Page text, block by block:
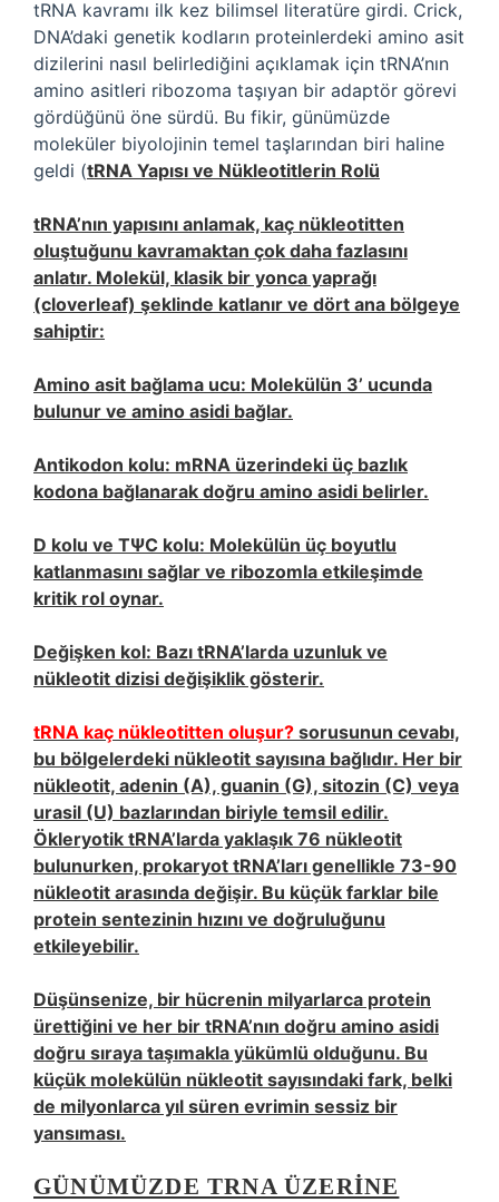
tRNA kavramı ilk kez bilimsel literatüre girdi. Crick,
DNA’daki genetik kodların proteinlerdeki amino asit
dizilerini nasıl belirlediğini açıklamak için tRNA’nın
amino asitleri ribozoma taşıyan bir adaptör görevi
gördüğünü öne sürdü. Bu fikir, günümüzde
moleküler biyolojinin temel taşlarından biri haline
geldi (tRNA Yapısı ve Nükleotitlerin Rolü
tRNA’nın yapısını anlamak, kaç nükleotitten
oluştuğunu kavramaktan çok daha fazlasını
anlatır. Molekül, klasik bir yonca yaprağı
(cloverleaf) şeklinde katlanır ve dört ana bölgeye
sahiptir:
Amino asit bağlama ucu: Molekülün 3’ ucunda
bulunur ve amino asidi bağlar.
Antikodon kolu: mRNA üzerindeki üç bazlık
kodona bağlanarak doğru amino asidi belirler.
D kolu ve TΨC kolu: Molekülün üç boyutlu
katlanmasını sağlar ve ribozomla etkileşimde
kritik rol oynar.
Değişken kol: Bazı tRNA’larda uzunluk ve
nükleotit dizisi değişiklik gösterir.
tRNA kaç nükleotitten oluşur? sorusunun cevabı,
bu bölgelerdeki nükleotit sayısına bağlıdır. Her bir
nükleotit, adenin (A), guanin (G), sitozin (C) veya
urasil (U) bazlarından biriyle temsil edilir.
Ökleryotik tRNA’larda yaklaşık 76 nükleotit
bulunurken, prokaryot tRNA’ları genellikle 73-90
nükleotit arasında değişir. Bu küçük farklar bile
protein sentezinin hızını ve doğruluğunu
etkileyebilir.
Düşünsenize, bir hücrenin milyarlarca protein
ürettiğini ve her bir tRNA’nın doğru amino asidi
doğru sıraya taşımakla yükümlü olduğunu. Bu
küçük molekülün nükleotit sayısındaki fark, belki
de milyonlarca yıl süren evrimin sessiz bir
yansıması.
GÜNÜMÜZDE TRNA ÜZERINE